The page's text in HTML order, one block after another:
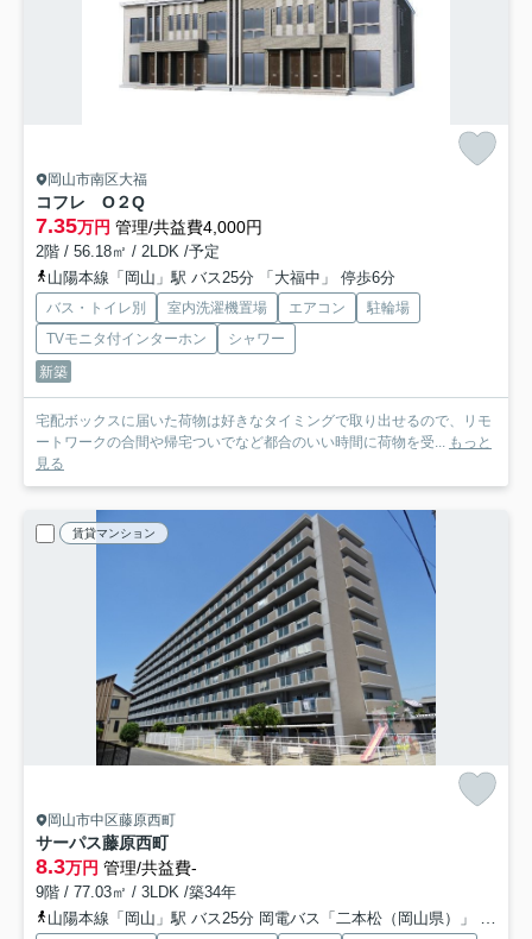
岡山市南区大福
コフレ O２Q
7.35万円 管理/共益費4,000円
2階 / 56.18㎡ / 2LDK /予定
山陽本線「岡山」駅 バス25分 「大福中」 停歩6分
バス・トイレ別 室内洗濯機置場 エアコン
駐輪場
TVモニタ付インターホン
シャワー
新築
宅配ボックスに届いた荷物は好きなタイミングで取り出せるので、リモ
ートワークの合間や帰宅ついでなど都合のいい時間に荷物を受... もっと
見る
賃貸マンション
岡山市中区藤原西町
サーパス藤原西町
8.3万円 管理/共益費-
9階 / 77.03㎡ / 3LDK /築34年
山陽本線「岡山」駅 バス25分 岡電バス「二本松（岡山県）」 停歩3分